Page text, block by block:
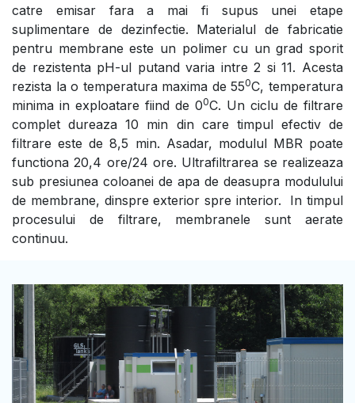
catre emisar fara a mai fi supus unei etape
suplimentare de dezinfectie. Materialul de fabricatie
pentru membrane este un polimer cu un grad sporit
de rezistenta pH-ul putand varia intre 2 si 11. Acesta
rezista la o temperatura maxima de 550C, temperatura
minima in exploatare fiind de 00C. Un ciclu de filtrare
complet dureaza 10 min din care timpul efectiv de
filtrare este de 8,5 min. Asadar, modulul MBR poate
functiona 20,4 ore/24 ore. Ultrafiltrarea se realizeaza
sub presiunea coloanei de apa de deasupra modulului
de membrane, dinspre exterior spre interior. In timpul
procesului de filtrare, membranele sunt aerate
continuu.